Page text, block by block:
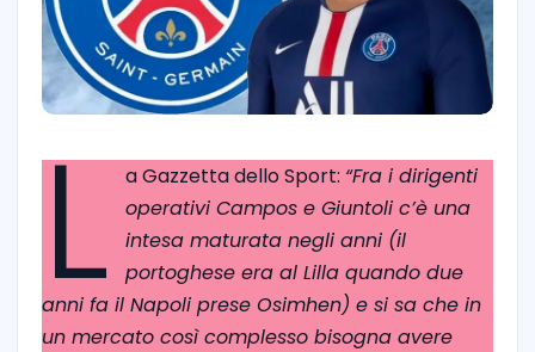
L a Gazzetta dello Sport: “Fra i dirigenti
operativi Campos e Giuntoli c’è una
intesa maturata negli anni (il
portoghese era al Lilla quando due
anni fa il Napoli prese Osimhen) e si sa che in
un mercato così complesso bisogna avere